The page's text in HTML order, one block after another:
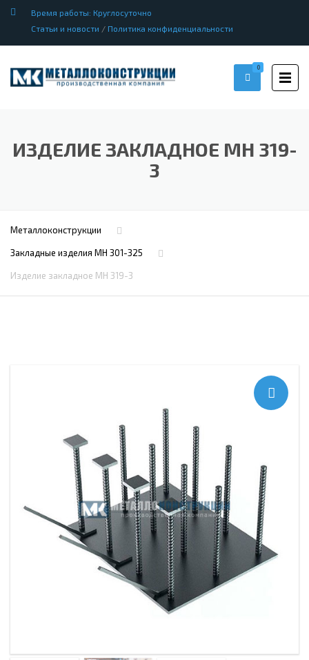
Время работы: Круглосуточно
Статьи и новости / Политика конфиденциальности
0
ИЗДЕЛИЕ ЗАКЛАДНОЕ МН 319-
3
Металлоконструкции
Закладные изделия МН 301-325
Изделие закладное МН 319-3